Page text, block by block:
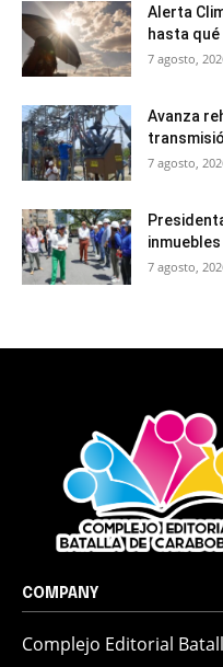
Alerta
hasta
7 agosto,
Avanza
7 agosto,
7 agosto,
COMPANY
Complejo Editorial